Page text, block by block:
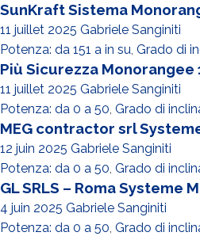
SunKraft Sistema
11 juillet 2025 Gabriele Sanginiti
Potenza: da 151 a in su, Grado di
Più Sicurezza Monorangee
11 juillet 2025 Gabriele Sanginiti
Potenza: da 0 a 50, Grado di
MEG contractor srl
12 juin 2025 Gabriele Sanginiti
Potenza: da 0 a 50, Grado di
GL SRLS – Roma Systeme
4 juin 2025 Gabriele Sanginiti
Potenza: da 0 a 50, Grado di